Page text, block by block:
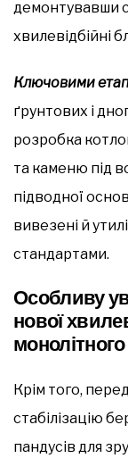
демонтувавши
хвилевідбійні
Ключовими
ґрунтових і
розробка
та каменю під
підводної
вивезені й
стандартами.
Особливу
нової
монолітного
Крім того,
стабілізацію
пандусів для